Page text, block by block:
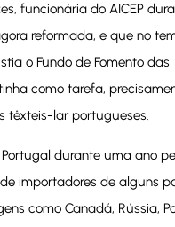
funcionária do AICEP
reformada, e que no
o Fundo de Fomento das
como tarefa,
têxteis-lar portugueses.
Portugal durante uma ano
importadores de alguns
como Canadá, Rússia,